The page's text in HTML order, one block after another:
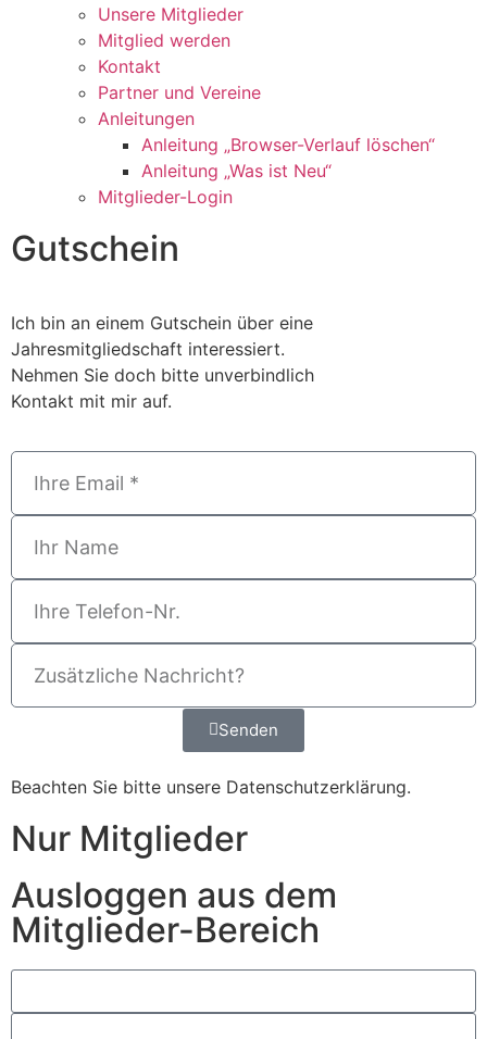
Unsere Mitglieder
Mitglied werden
Kontakt
Partner und Vereine
Anleitungen
Anleitung „Browser-Verlauf löschen“
Anleitung „Was ist Neu“
Mitglieder-Login
Gutschein
Ich bin an einem Gutschein über eine
Jahresmitgliedschaft interessiert.
Nehmen Sie doch bitte unverbindlich
Kontakt mit mir auf.
Senden
Beachten Sie bitte unsere Datenschutzerklärung.
Nur Mitglieder
Ausloggen aus dem
Mitglieder-Bereich